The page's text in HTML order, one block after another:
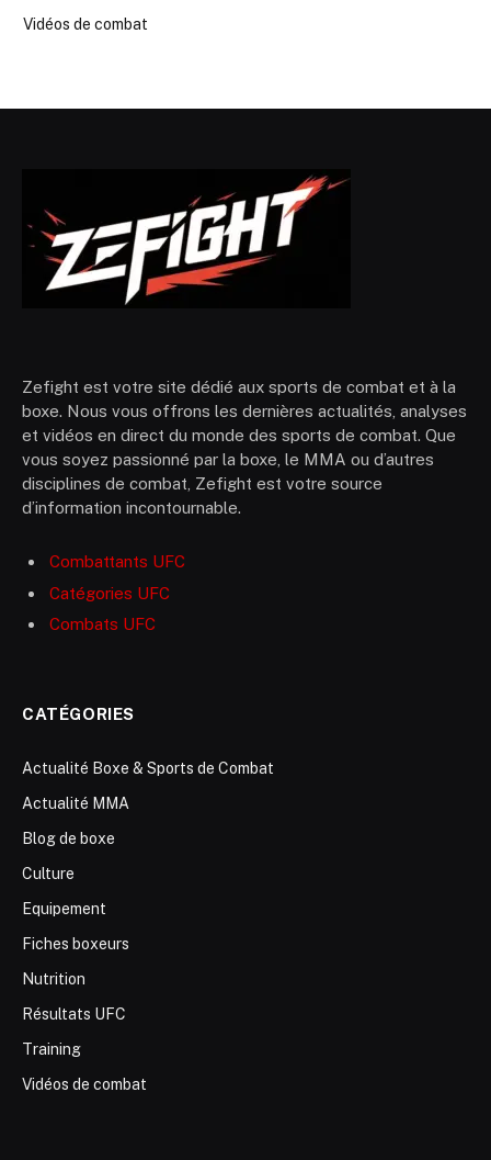
Vidéos de combat
Zefight est votre site dédié aux sports de combat et à la
boxe. Nous vous offrons les dernières actualités, analyses
et vidéos en direct du monde des sports de combat. Que
vous soyez passionné par la boxe, le MMA ou d’autres
disciplines de combat, Zefight est votre source
d’information incontournable.
Combattants UFC
Catégories UFC
Combats UFC
CATÉGORIES
Actualité Boxe & Sports de Combat
Actualité MMA
Blog de boxe
Culture
Equipement
Fiches boxeurs
Nutrition
Résultats UFC
Training
Vidéos de combat